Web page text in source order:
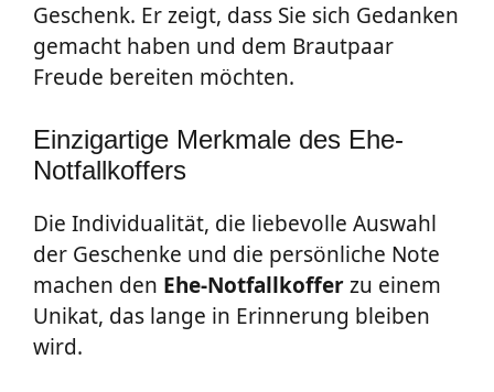
Geschenk. Er zeigt, dass Sie sich Gedanken
gemacht haben und dem Brautpaar
Freude bereiten möchten.
Einzigartige Merkmale des Ehe-
Notfallkoffers
Die Individualität, die liebevolle Auswahl
der Geschenke und die persönliche Note
machen den Ehe-Notfallkofferzu einem
Unikat, das lange in Erinnerung bleiben
wird.